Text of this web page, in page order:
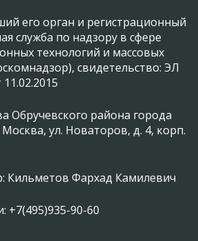
его орган и регистрационный
служба по надзору в сфере
технологий и массовых
свидетельство: ЭЛ
Обручевского района города
ул. Новаторов, д. 4, корп.
Кильметов Фархад Камилевич
+7(495)935-90-60